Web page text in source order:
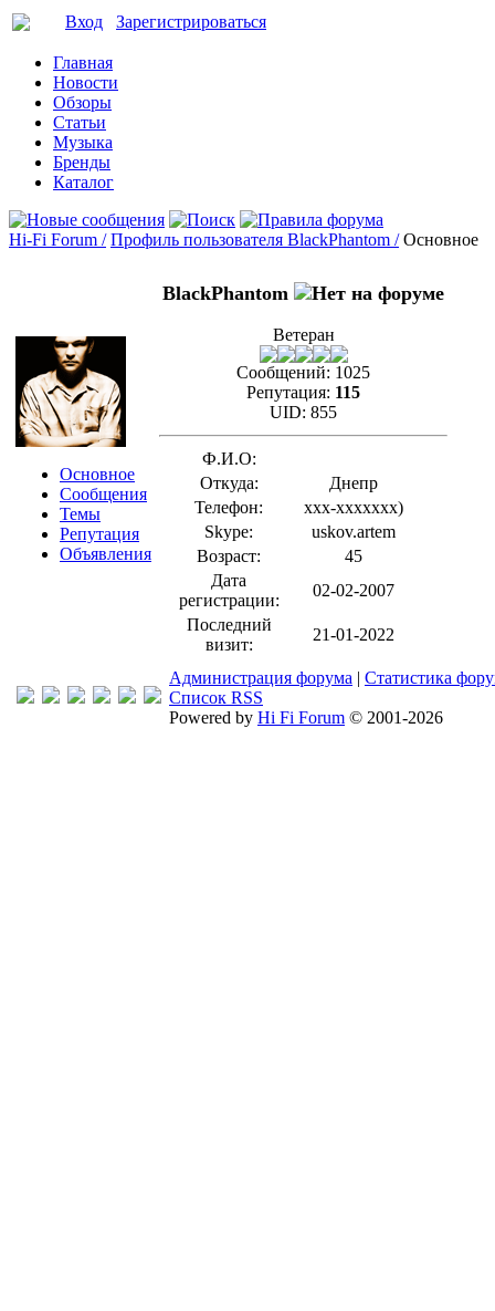
Вход Зарегистрироваться
Главная
Новости
Обзоры
Статьи
Музыка
Бренды
Каталог
Hi-Fi Forum / Профиль пользователя BlackPhantom / Основное
Основное
Сообщения
Темы
Репутация
Объявления
BlackPhantom
Ветеран
Сообщений: 1025
Репутация: 115
UID: 855
Ф.И.О:
Откуда:
Днепр
Телефон:
xxx-xxxxxxx)
Skype:
uskov.artem
Возраст:
45
Дата
регистрации:
02-02-2007
Последний
визит:
21-01-2022
Администрация форума | Статистика
Список RSS
Powered by Hi Fi Forum © 2001-2026